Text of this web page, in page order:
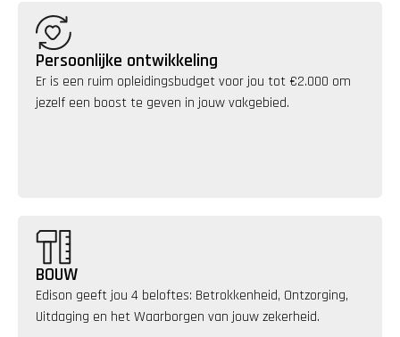
Persoonlijke ontwikkeling
Er is een ruim opleidingsbudget voor jou tot €2.000 om
jezelf een boost te geven in jouw vakgebied.
BOUW
Edison geeft jou 4 beloftes: Betrokkenheid, Ontzorging,
Uitdaging en het Waarborgen van jouw zekerheid.